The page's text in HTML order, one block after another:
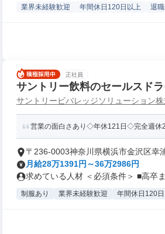
業界未経験歓迎 年間休日120日以上 退
正社員
サントリー飲料のセールスド
サントリービバレッジソリューション
営業の面白さあり◇年休121日◇完全週休
〒236-0003神奈川県横浜市金沢区幸
月給28万1391円～36万2986円
求めている人材 ＜必須条件＞ ■高卒
制服あり 業界未経験歓迎 年間休日120